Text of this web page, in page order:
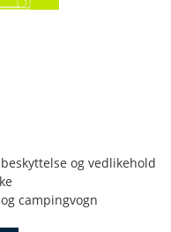
og vedlikehold
campingvogn